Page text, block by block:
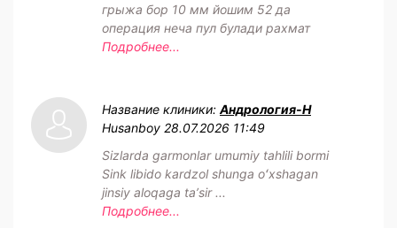
грыжа бор 10 мм йошим 52 да
операция неча пул булади рахмат
Подробнее...
Название клиники: Андрология-Н
Husanboy 28.07.2026 11:49
Sizlarda garmonlar umumiy tahlili bormi
Sink libido kardzol shunga oʻxshagan
jinsiy aloqaga taʼsir ...
Подробнее...